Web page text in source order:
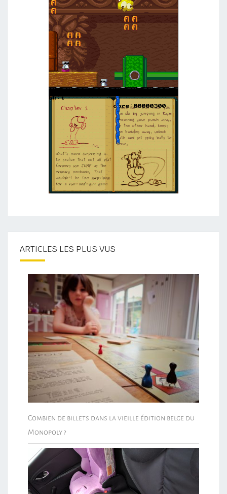
ARTICLES LES PLUS VUS
Combien de billets dans la vieille édition belge du
Monopoly ?